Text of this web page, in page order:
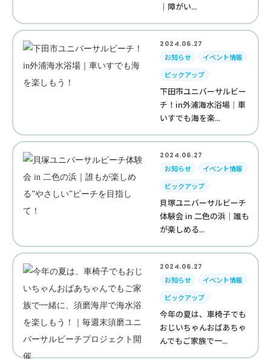
｜障がい...
2024.06.27
お知らせ
イベント情報
ピックアップ
下田市ユニバーサルビー
チ！in外浦海水浴場｜車
いすでも海を楽...
2024.06.27
お知らせ
イベント情報
ピックアップ
貝塚ユニバーサルビーチ
体験会 in 二色の浜｜誰も
が楽しめる...
2024.06.27
お知らせ
イベント情報
ピックアップ
今年の夏は、車椅子でも
おじいちゃんおばあちゃ
んでもご家族で一...